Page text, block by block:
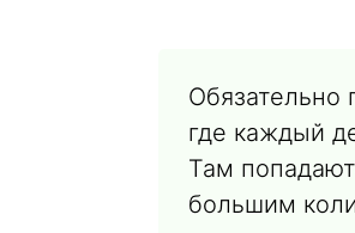
Обязательно
где каждый
Там
большим